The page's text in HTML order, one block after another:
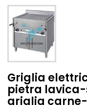
Griglia
pietra lavica-
griglia